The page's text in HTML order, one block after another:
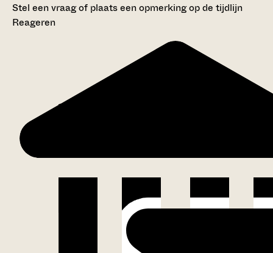
Stel een vraag of plaats een opmerking op de tijdlijn
Reageren